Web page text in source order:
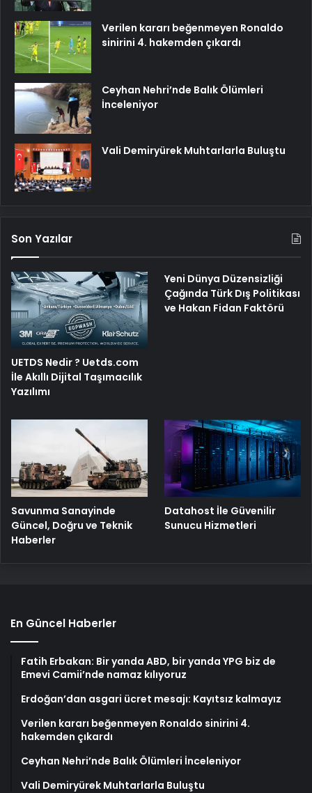
Verilen kararı beğenmeyen Ronaldo
sinirini 4. hakemden çıkardı
Ceyhan Nehri’nde Balık Ölümleri
İnceleniyor
Vali Demiryürek Muhtarlarla Buluştu
Son Yazılar
UETDS Nedir ? Uetds.com
İle Akıllı Dijital Taşımacılık
Yazılımı
Yeni Dünya Düzensizliği
Çağında Türk Dış Politikası
ve Hakan Fidan Faktörü
Savunma Sanayinde
Güncel, Doğru ve Teknik
Haberler
Datahost İle Güvenilir
Sunucu Hizmetleri
En Güncel Haberler
Fatih Erbakan: Bir yanda ABD, bir yanda YPG biz de
Emevi Camii’nde namaz kılıyoruz
Erdoğan’dan asgari ücret mesajı: Kayıtsız kalmayız
Verilen kararı beğenmeyen Ronaldo sinirini 4.
hakemden çıkardı
Ceyhan Nehri’nde Balık Ölümleri İnceleniyor
Vali Demiryürek Muhtarlarla Buluştu